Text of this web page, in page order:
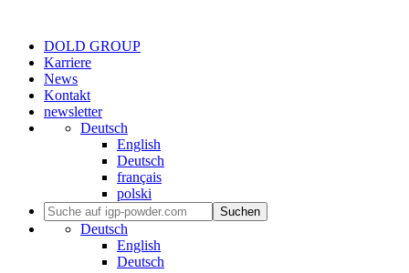
DOLD GROUP
Karriere
News
Kontakt
newsletter
Deutsch
English
Deutsch
français
polski
Suchen
Deutsch
English
Deutsch